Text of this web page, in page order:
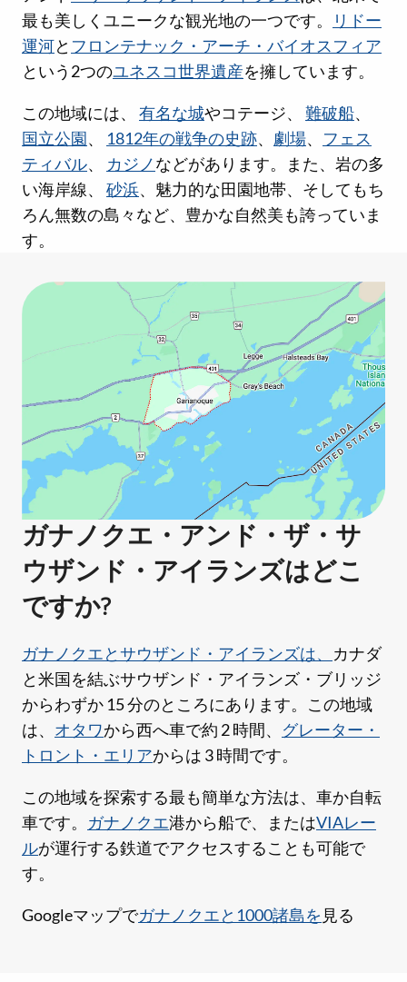
最も美しくユニークな観光地の一つです。
リドー
運河と フロンテナック・アーチ・バイオスフィア
という2つのユネスコ世界遺産を擁しています。
この地域には、 有名な城やコテージ、 難破船、
国立公園、 1812年の戦争の史跡、 劇場、 フェス
ティバル、 カジノなどがあります。また、岩の多
い海岸線、 砂浜、魅力的な田園地帯、そしてもち
ろん無数の島々など、豊かな自然美も誇っていま
す。
ガナノクエ・アンド・ザ・サ
ウザンド・アイランズはどこ
ですか?
ガナノクエとサウザンド・アイランズは、 カナダ
と米国を結ぶサウザンド・アイランズ・ブリッジ
からわずか 15 分のところにあります。この地域
は、 オタワから西へ車で約 2 時間、 グレーター・
トロント・エリアからは 3 時間です。
この地域を探索する最も簡単な方法は、車か自転
車です。 ガナノクエ港から船で、またはVIAレー
ルが運行する鉄道でアクセスすることも可能で
す。
Googleマップでガナノクエと1000諸島を 見る